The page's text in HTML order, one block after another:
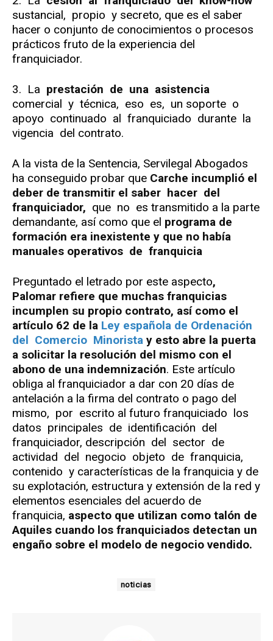
sustancial, propio y secreto, que es el saber
hacer o conjunto de conocimientos o procesos
prácticos fruto de la experiencia del
franquiciador.
3. La prestación de una asistencia
comercial y técnica, eso es, un soporte o
apoyo continuado al franquiciado durante la
vigencia del contrato.
A la vista de la Sentencia, Servilegal Abogados
ha conseguido probar que Carche incumplió el
deber de transmitir el saber hacer del
franquiciador, que no es transmitido a la parte
demandante, así como que el programa de
formación era inexistente y que no había
manuales operativos de franquicia
Preguntado el letrado por este aspecto,
Palomar refiere que muchas franquicias
incumplen su propio contrato, así como el
artículo 62 de la Ley española de Ordenación
del Comercio Minorista y esto abre la puerta
a solicitar la resolución del mismo con el
abono de una indemnización. Este artículo
obliga al franquiciador a dar con 20 días de
antelación a la firma del contrato o pago del
mismo, por escrito al futuro franquiciado los
datos principales de identificación del
franquiciador, descripción del sector de
actividad del negocio objeto de franquicia,
contenido y características de la franquicia y de
su explotación, estructura y extensión de la red y
elementos esenciales del acuerdo de
franquicia, aspecto que utilizan como talón de
Aquiles cuando los franquiciados detectan un
engaño sobre el modelo de negocio vendido.
noticias